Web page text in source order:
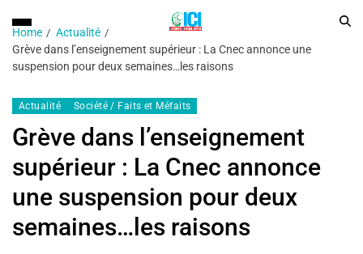
Home
Actualité
Grève dans l’enseignement supérieur : La Cnec annonce une
suspension pour deux semaines…les raisons
Actualité Société / Faits et Méfaits
Grève dans l’enseignement
supérieur : La Cnec annonce
une suspension pour deux
semaines…les raisons